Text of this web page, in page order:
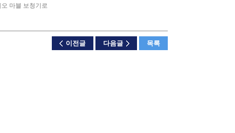
마블 보청기로
이전글 다음글 목록